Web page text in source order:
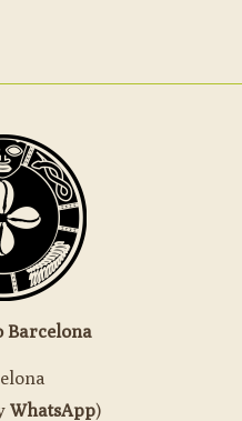
Barcelona
WhatsApp)